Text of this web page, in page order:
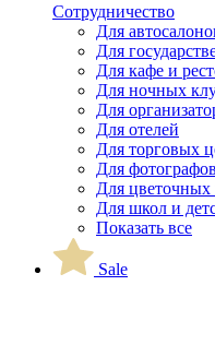
Сотрудничество
Для
Для
Для кафе и
Для ночных
Для
Для отелей
Для торговых
Для фотографов
Для цветочных
Для школ и
Показать все
Sale